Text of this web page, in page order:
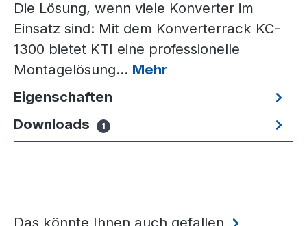
Die Lösung, wenn viele Konverter im
Einsatz sind: Mit dem Konverterrack KC-
1300 bietet KTI eine professionelle
Montagelösung… Mehr
Eigenschaften
Downloads
1
Das könnte Ihnen auch gefallen